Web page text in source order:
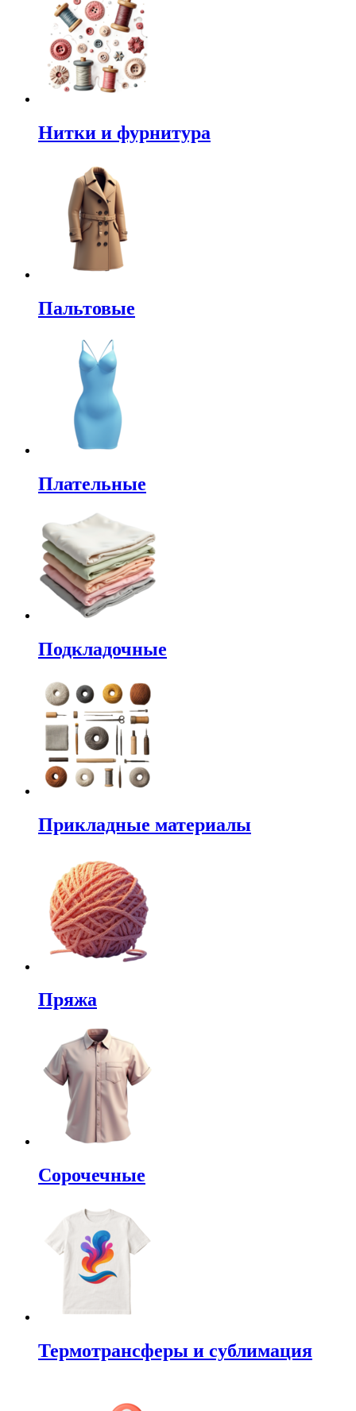
Нитки и фурнитура
Пальтовые
Плательные
Подкладочные
Прикладные материалы
Пряжа
Сорочечные
Термотрансферы и сублимация